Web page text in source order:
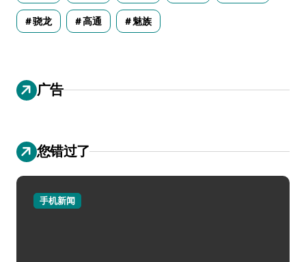
骁龙 高通 魅族
广告
您错过了
手机新闻